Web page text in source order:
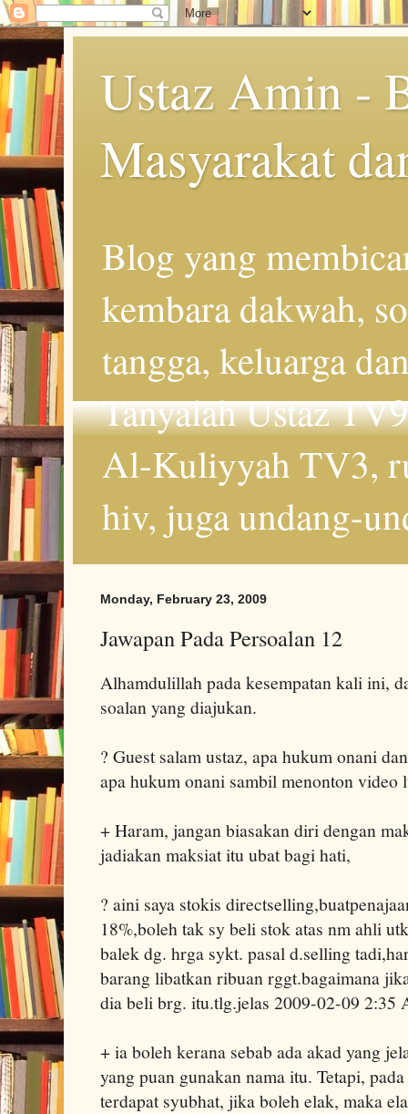
Ustaz Amin -
Masyarakat
Blog yang
kembara dakwah,
tangga, keluarga
Tanyalah Ustaz
Al-Kuliyyah TV3,
hiv, juga undang-
Monday, February 23, 2009
Jawapan Pada Persoalan 12
Alhamdulillah pada kesempatan kali ini,
soalan yang diajukan.
? Guest salam ustaz, apa hukum onani
apa hukum onani sambil menonton
+ Haram, jangan biasakan diri dengan
jadiakan maksiat itu ubat bagi hati,
? aini saya stokis
18%,boleh tak sy beli stok atas nm ahli
balek dg. hrga sykt. pasal d.selling
barang libatkan ribuan rggt.bagaimana
dia beli brg. itu.tlg.jelas 2009-02-09 2:35
+ ia boleh kerana sebab ada akad yang
yang puan gunakan nama itu. Tetapi,
terdapat syubhat, jika boleh elak, maka